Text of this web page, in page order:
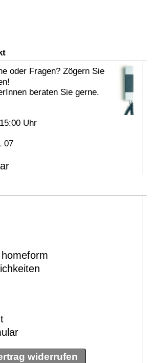
oder Fragen? Zögern Sie
beraten Sie gerne.
Uhr
07
widerrufen